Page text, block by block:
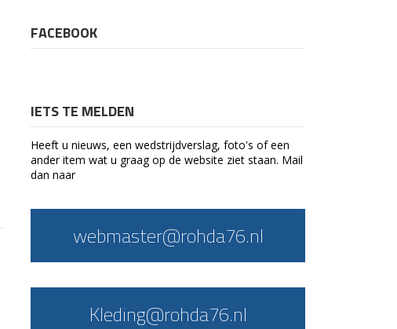
FACEBOOK
IETS TE MELDEN
Heeft u nieuws, een wedstrijdverslag, foto's of een
ander item wat u graag op de website ziet staan. Mail
dan naar
webmaster@rohda76.nl
Kleding@rohda76.nl